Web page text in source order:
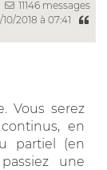
11146 messages
10/2018 à 07:41
Vous serez
en
partiel (en
une